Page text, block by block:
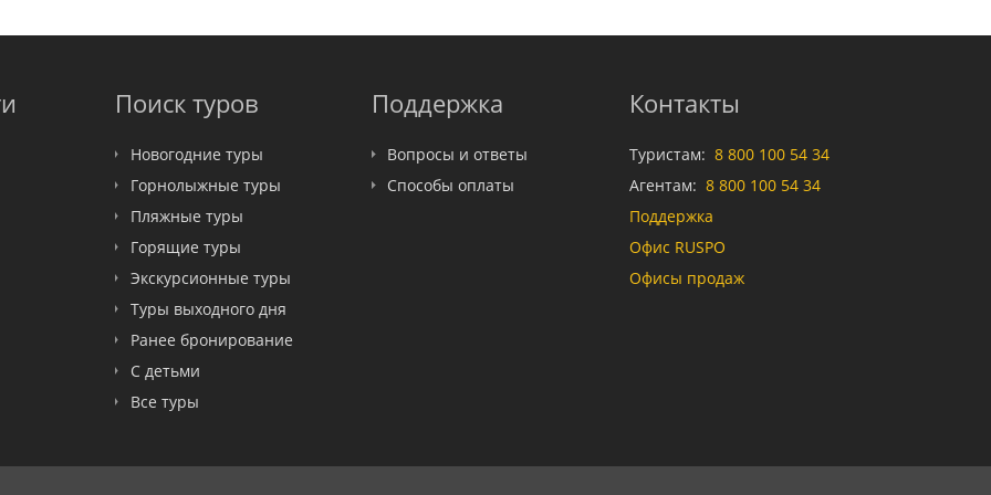
Поиск туров
Новогодние туры
Горнолыжные туры
Пляжные туры
Горящие туры
Экскурсионные туры
Туры выходного дня
Ранее бронирование
С детьми
Все туры
Поддержка
Вопросы и ответы
Способы оплаты
Контакты
Туристам: 8 800 100 54 34
Агентам: 8 800 100 54 34
Поддержка
Офис RUSPO
Офисы продаж